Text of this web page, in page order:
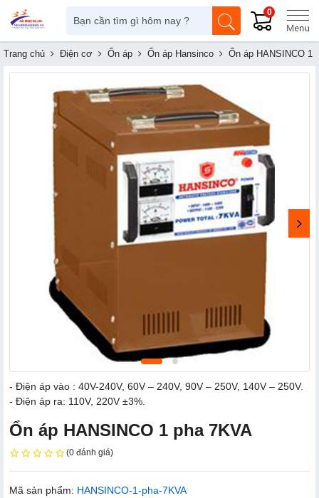
0
Trang chủ Điện cơ Ổn áp Ổn áp Hansinco Ổn áp HANSINCO 1
- Điện áp vào : 40V-240V, 60V – 240V, 90V – 250V, 140V – 250V.
- Điện áp ra: 110V, 220V ±3%.
Ổn áp HANSINCO 1 pha 7KVA
(0 đánh giá)
Mã sản phẩm: HANSINCO-1-pha-7KVA